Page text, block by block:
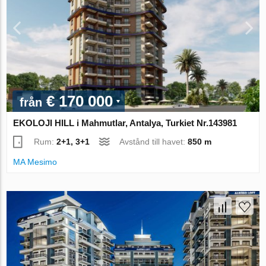
från € 170 000
EKOLOJI HILL i Mahmutlar, Antalya, Turkiet Nr.143981
Rum:2+1, 3+1 Avstånd till havet:850 m
MA Mesimo